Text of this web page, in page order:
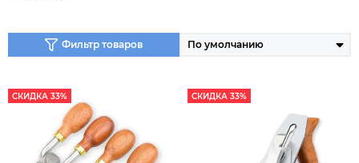
Фильтр товаров
СКИДКА 33% СКИДКА 33%